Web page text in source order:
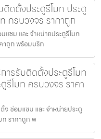
ดตั้งประตูรีโมท ประตู
ครบวงจร ราคาถูก
ซม และ จำหน่ายประตูรีโมท
าถูก พร้อมบริก
ารรับติดตั้งประตูรีโมท
รีโมท ครบวงจร ราคา
ซ่อมแซม และ จำหน่ายประตู
ท ราคาถูก พ